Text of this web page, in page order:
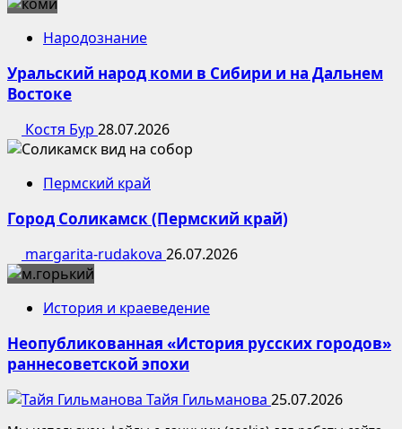
Народознание
Уральский народ коми в Сибири и на Дальнем
Востоке
Костя Бур 28.07.2026
Пермский край
Город Соликамск (Пермский край)
margarita-rudakova 26.07.2026
История и краеведение
Неопубликованная «История русских городов»
раннесоветской эпохи
Тайя Гильманова 25.07.2026